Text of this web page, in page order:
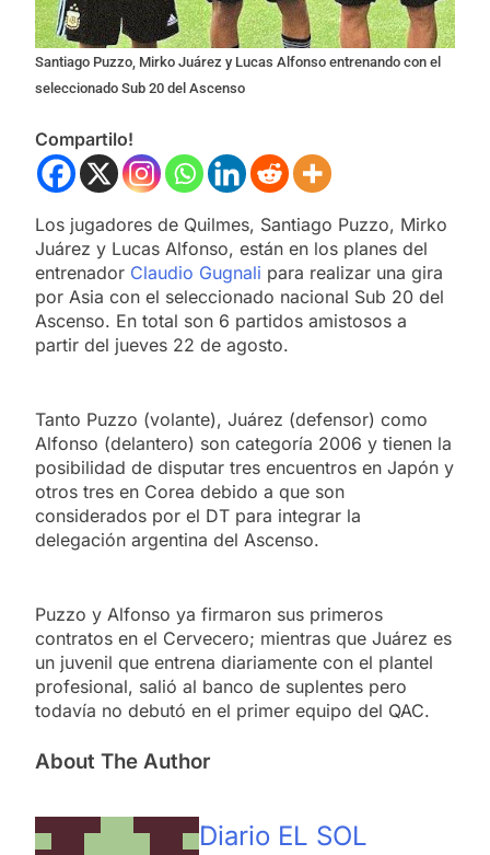
Santiago Puzzo, Mirko Juárez y Lucas Alfonso entrenando con el
seleccionado Sub 20 del Ascenso
Compartilo!
Los jugadores de Quilmes, Santiago Puzzo, Mirko
Juárez y Lucas Alfonso, están en los planes del
entrenador Claudio Gugnali para realizar una gira
por Asia con el seleccionado nacional Sub 20 del
Ascenso. En total son 6 partidos amistosos a
partir del jueves 22 de agosto.
Tanto Puzzo (volante), Juárez (defensor) como
Alfonso (delantero) son categoría 2006 y tienen la
posibilidad de disputar tres encuentros en Japón y
otros tres en Corea debido a que son
considerados por el DT para integrar la
delegación argentina del Ascenso.
Puzzo y Alfonso ya firmaron sus primeros
contratos en el Cervecero; mientras que Juárez es
un juvenil que entrena diariamente con el plantel
profesional, salió al banco de suplentes pero
todavía no debutó en el primer equipo del QAC.
About The Author
Diario EL SOL